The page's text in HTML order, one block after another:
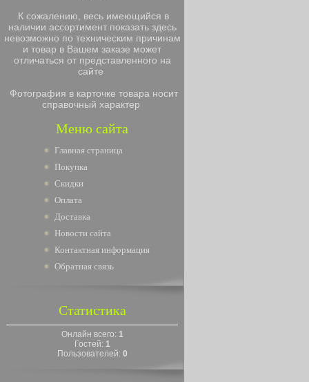
К сожалению, весь имеющийся в
наличии ассортимент показать здесь
невозможно по техническим причинам
и товар в Вашем заказе может
отличаться от представленного на
сайте
Фотография в карточке товара носит
справочный характер
Меню сайта
Главная страница
Покупка
Скидки
Оплата
Доставка
Новости сайта
Контактная информация
Обратная связь
Статистика
Онлайн всего: 1
Гостей: 1
Пользователей: 0